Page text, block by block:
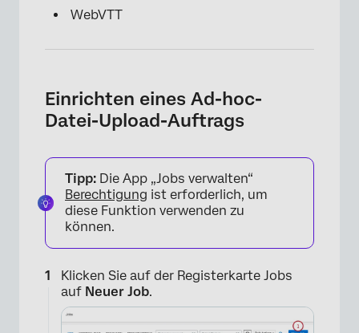
WebVTT
Einrichten eines Ad-hoc-
Datei-Upload-Auftrags
Tipp: Die App „Jobs verwalten“
Berechtigung ist erforderlich, um
diese Funktion verwenden zu
können.
Klicken Sie auf der Registerkarte Jobs
auf Neuer Job.